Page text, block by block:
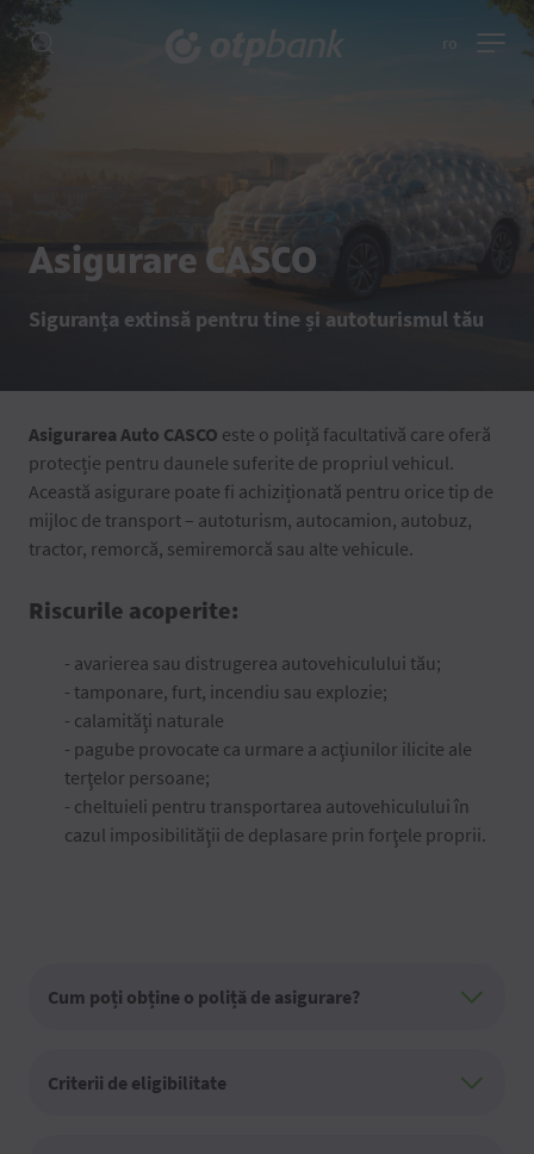
ro
Asigurare CASCO
Siguranța extinsă pentru tine și autoturismul tău
Asigurarea Auto CASCO este o poliță facultativă care oferă
protecție pentru daunele suferite de propriul vehicul.
Această asigurare poate fi achiziționată pentru orice tip de
mijloc de transport – autoturism, autocamion, autobuz,
tractor, remorcă, semiremorcă sau alte vehicule.
Riscurile acoperite:
- avarierea sau distrugerea autovehiculului tău;
- tamponare, furt, incendiu sau explozie;
- calamităţi naturale
- pagube provocate ca urmare a acţiunilor ilicite ale
terţelor persoane;
- cheltuieli pentru transportarea autovehiculului în
cazul imposibilităţii de deplasare prin forţele proprii.
Cum poți obține o poliță de asigurare?
Criterii de eligibilitate